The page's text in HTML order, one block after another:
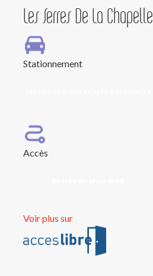
Les Serres De La Chapelle
Stationnement
Accès
Voir plus sur